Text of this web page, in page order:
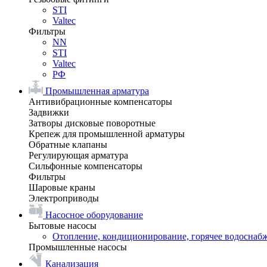
STI
Valtec
Фильтры
NN
STI
Valtec
РФ
Промышленная арматура
Антивибрационные компенсаторы
Задвижки
Затворы дисковые поворотные
Крепеж для промышленной арматуры
Обратные клапаны
Регулирующая арматура
Сильфонные компенсаторы
Фильтры
Шаровые краны
Электроприводы
Насосное оборудование
Бытовые насосы
Отопление, кондиционирование, горячее
Промышленные насосы
Канализация